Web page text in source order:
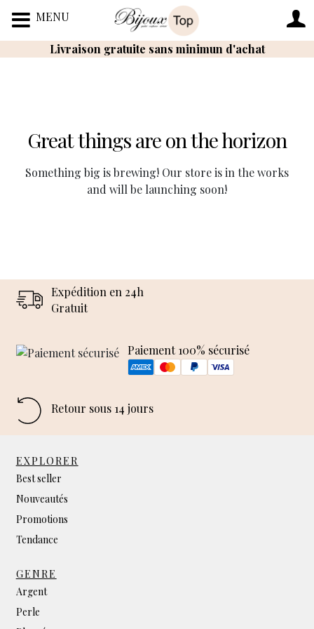
Livraison gratuite sans minimun d'achat
Great things are on the horizon
Something big is brewing! Our store is in the works
and will be launching soon!
Expédition en 24h
Gratuit
Paiement 100% sécurisé
Retour sous 14 jours
EXPLORER
Best seller
Nouveautés
Promotions
Tendance
GENRE
Argent
Perle
MENU